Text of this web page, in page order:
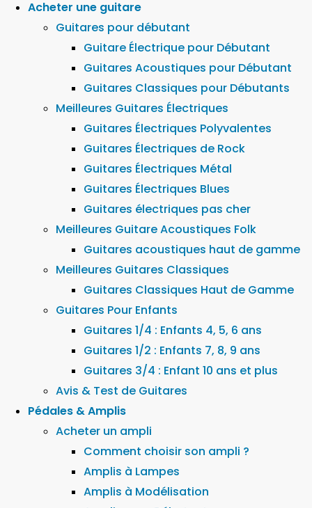
Acheter une guitare
Guitares pour débutant
Guitare Électrique pour Débutant
Guitares Acoustiques pour Débutant
Guitares Classiques pour Débutants
Meilleures Guitares Électriques
Guitares Électriques Polyvalentes
Guitares Électriques de Rock
Guitares Électriques Métal
Guitares Électriques Blues
Guitares électriques pas cher
Meilleures Guitare Acoustiques Folk
Guitares acoustiques haut de gamme
Meilleures Guitares Classiques
Guitares Classiques Haut de Gamme
Guitares Pour Enfants
Guitares 1/4 : Enfants 4, 5, 6 ans
Guitares 1/2 : Enfants 7, 8, 9 ans
Guitares 3/4 : Enfant 10 ans et plus
Avis & Test de Guitares
Pédales & Amplis
Acheter un ampli
Comment choisir son ampli ?
Amplis à Lampes
Amplis à Modélisation